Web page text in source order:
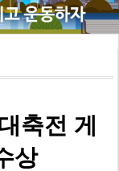
축전 게
상